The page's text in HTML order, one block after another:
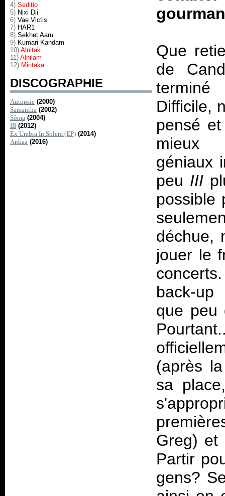
4) Seditio
5) Nixi Dii
6) Vae Victis
7) HAR1
8) Sekhet Aaru
9) Kumari Kandam
10) Alnitak
11) Alnilam
12) Mintaka
DISCOGRAPHIE
Autopsie (2000)
Samantha (2002)
Sôma (2004)
III (2012)
Ex Umbra In Solem (EP) (2014)
Ankaa (2016)
Que
de
Difficile,
pensé
mieux
géniaux
peu III
possible
déchue,
jouer le
back-up
que peu
(après
sa
Greg) et
Partir
gens?